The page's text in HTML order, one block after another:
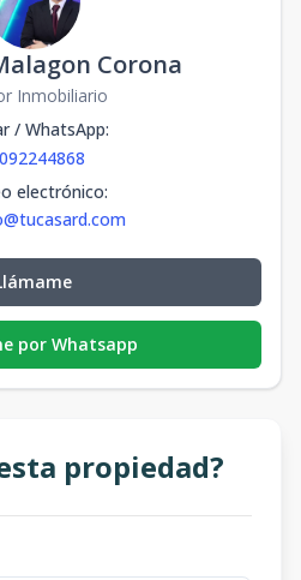
Corona
Inmobiliario
/ WhatsApp:
electrónico:
por Whatsapp
propiedad?